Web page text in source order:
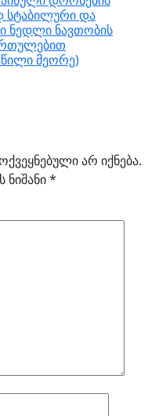
სტაბილური და
ნედლი ნავთობის
მეორე)
არ იქნება.
*